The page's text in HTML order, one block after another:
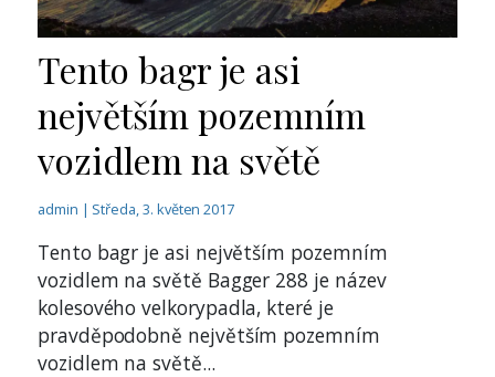
Tento bagr je asi
největším pozemním
vozidlem na světě
admin | Středa, 3. květen 2017
Tento bagr je asi největším pozemním
vozidlem na světě Bagger 288 je název
kolesového velkorypadla, které je
pravděpodobně největším pozemním
vozidlem na světě...